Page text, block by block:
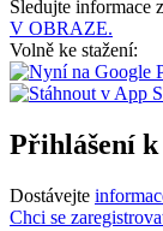
Sledujte informace
V OBRAZE.
Volně ke stažení:
Přihlášení
Dostávejte
Chci se